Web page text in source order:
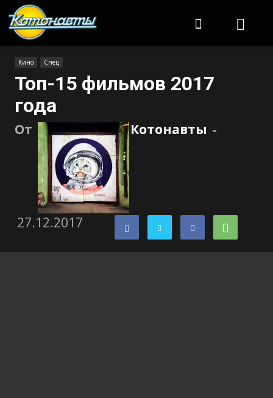
Кино Спец
Топ-15 фильмов 2017
года
От Котонавты -
27.12.2017